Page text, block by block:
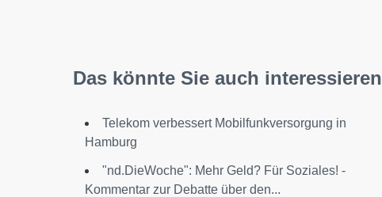
Das könnte Sie auch interessieren
Telekom verbessert Mobilfunkversorgung in
Hamburg
"nd.DieWoche": Mehr Geld? Für Soziales! -
Kommentar zur Debatte über den...